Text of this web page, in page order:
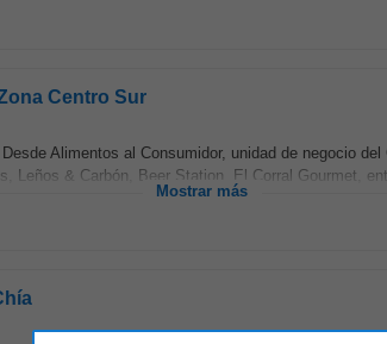
Centro Sur
Alimentos al Consumidor, unidad de negocio
Leños & Carbón, Beer Station, El Corral Gourmet,
Mostrar más